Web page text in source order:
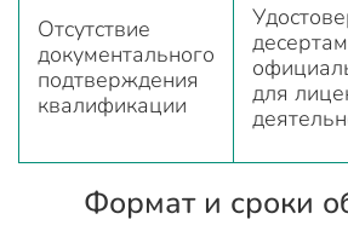
Отсутствие
документального
подтверждения
квалификации
для
Формат и сроки